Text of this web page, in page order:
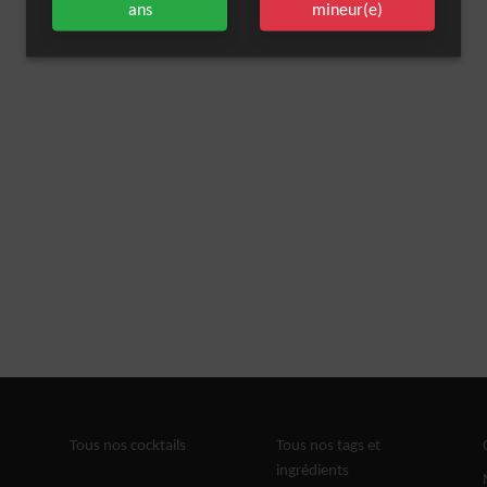
Tous nos cocktails
Tous nos tags et
ingrédients
ans
mineur(e)